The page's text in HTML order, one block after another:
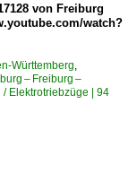
von Freiburg
watch?
Württemberg
– Freiburg –
/ Elektrotriebzüge | 94